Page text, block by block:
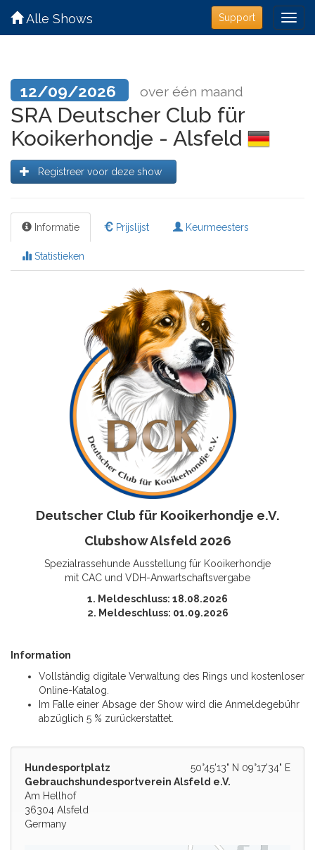
Support
Alle Shows
12/09/2026 over één maand
SRA Deutscher Club für
Kooikerhondje - Alsfeld
Registreer voor deze show
Informatie Prijslijst Keurmeesters
Statistieken
Deutscher Club für Kooikerhondje e.V.
Clubshow Alsfeld 2026
Spezialrassehunde Ausstellung für Kooikerhondje
mit CAC und VDH-Anwartschaftsvergabe
1. Meldeschluss: 18.08.2026
2. Meldeschluss: 01.09.2026
Information
Vollständig digitale Verwaltung des Rings und kostenloser
Online-Katalog.
Im Falle einer Absage der Show wird die Anmeldegebühr
abzüglich 5 % zurückerstattet.
50°45'13" N 09°17'34" E
Hundesportplatz
Gebrauchshundesportverein Alsfeld e.V.
Am Hellhof
36304 Alsfeld
Germany